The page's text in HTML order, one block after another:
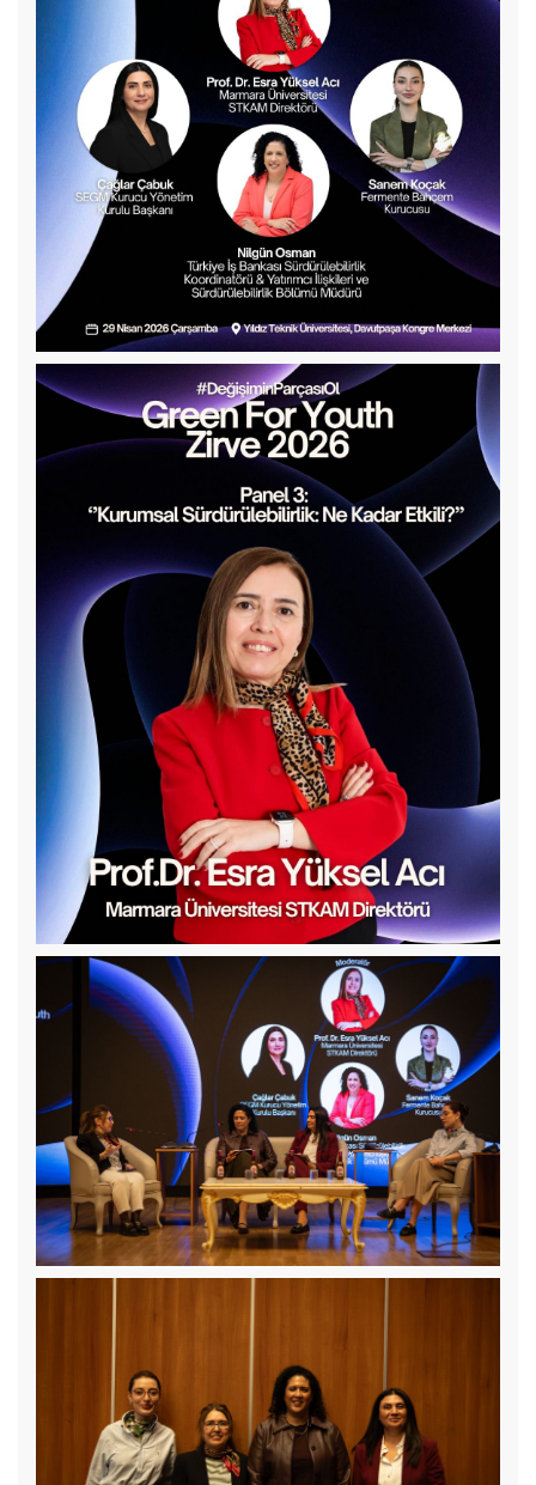
COP31 Yolunda Sürdürülebilirlik ve Etki Fikir Maratonu
MARMARA IMPACTHON Başlıyor!
18 Şubat 2026 Çarşamba günü Marmara Üniversitesi Yeşil
Ekonomi ve Sürdürülebilirlik Kulübü öğrencileri ile beraber
Albaraka Türk Katılım Bankası’na teknik gezi düzenledik.
Koordinatörümüz Prof.Dr.Esra Yüksel Acı, YESK ve İktisat
Bölümü öğrencileriyle birlikte, Turkuvaz Medya Grubu ve
Inbusiness Dergisi tarafından 26 Aralık 2025 tarihinde yapılan
Sürdürülebilir Yüzyıl Zirvesi’ne katılım gösterdi.